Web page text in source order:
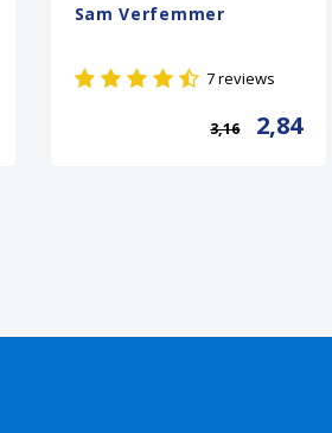
Sam Verfemmer
7 reviews
3,16 2,84